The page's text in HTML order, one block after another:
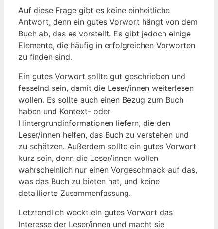
Auf diese Frage gibt es keine einheitliche
Antwort, denn ein gutes Vorwort hängt von dem
Buch ab, das es vorstellt. Es gibt jedoch einige
Elemente, die häufig in erfolgreichen Vorworten
zu finden sind.
Ein gutes Vorwort sollte gut geschrieben und
fesselnd sein, damit die Leser/innen weiterlesen
wollen. Es sollte auch einen Bezug zum Buch
haben und Kontext- oder
Hintergrundinformationen liefern, die den
Leser/innen helfen, das Buch zu verstehen und
zu schätzen. Außerdem sollte ein gutes Vorwort
kurz sein, denn die Leser/innen wollen
wahrscheinlich nur einen Vorgeschmack auf das,
was das Buch zu bieten hat, und keine
detaillierte Zusammenfassung.
Letztendlich weckt ein gutes Vorwort das
Interesse der Leser/innen und macht sie